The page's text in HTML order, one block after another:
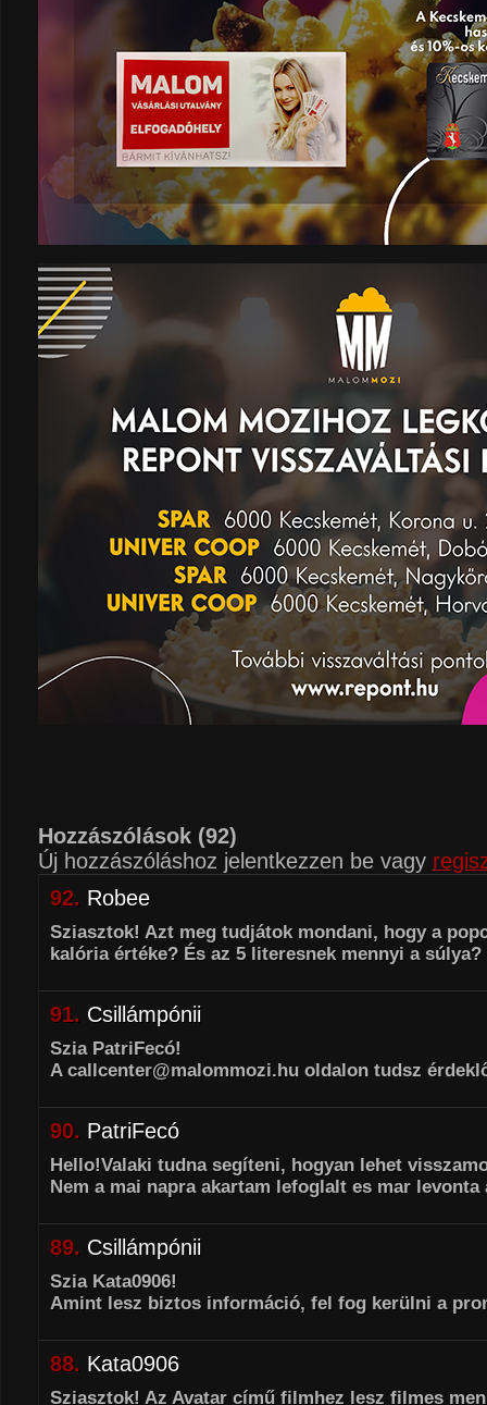
Hozzászólások (92)
Új hozzászóláshoz jelentkezzen be vagy
92. Robee
Sziasztok! Azt meg tudjátok mondani, hogy a
kalória értéke? És az 5 literesnek mennyi a súlya?
91. Csillámpónii
Szia PatriFecó!
A callcenter@malommozi.hu oldalon tudsz
90. PatriFecó
Hello!Valaki tudna segíteni, hogyan lehet
Nem a mai napra akartam lefoglalt es mar levonta
89. Csillámpónii
Szia Kata0906!
Amint lesz biztos információ, fel fog kerülni a
88. Kata0906
Sziasztok! Az Avatar című filmhez lesz filmes